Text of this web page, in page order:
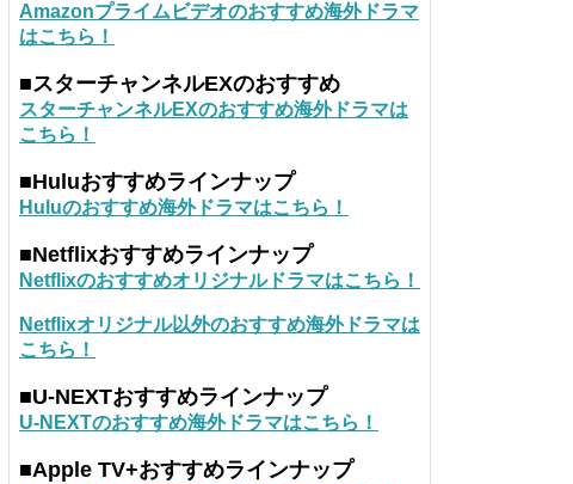
Amazonプライムビデオのおすすめ海外ドラマ
はこちら！
■スターチャンネルEXのおすすめ
スターチャンネルEXのおすすめ海外ドラマは
こちら！
■Huluおすすめラインナップ
Huluのおすすめ海外ドラマはこちら！
■Netflixおすすめラインナップ
Netflixのおすすめオリジナルドラマはこちら！
Netflixオリジナル以外のおすすめ海外ドラマは
こちら！
■U-NEXTおすすめラインナップ
U-NEXTのおすすめ海外ドラマはこちら！
■Apple TV+おすすめラインナップ